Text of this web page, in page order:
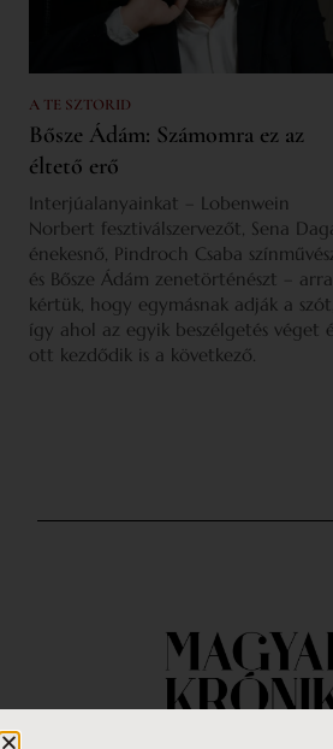
A TE SZTORID
Bősze Ádám: Számomra ez az
éltető erő
Interjúalanyainkat – Lobenwein
Norbert fesztiválszervezőt, Sena
énekesnő, Pindroch Csaba
és Bősze Ádám zenetörténészt – arra
kértük, hogy egymásnak adják a szót,
így ahol az egyik beszélgetés véget
ott kezdődik is a következő.